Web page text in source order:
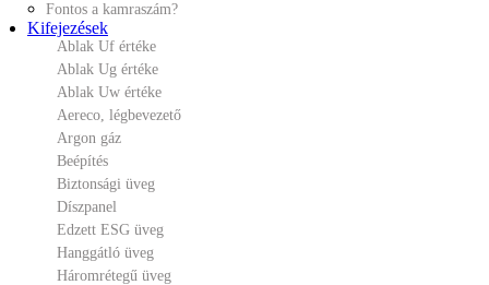
Fontos a kamraszám?
Kifejezések
Ablak Uf értéke
Ablak Ug értéke
Ablak Uw értéke
Aereco, légbevezető
Argon gáz
Beépítés
Biztonsági üveg
Díszpanel
Edzett ESG üveg
Hanggátló üveg
Háromrétegű üveg